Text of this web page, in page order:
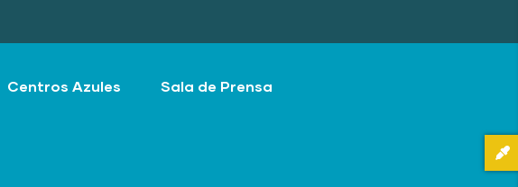
Centros Azules Sala de Prensa